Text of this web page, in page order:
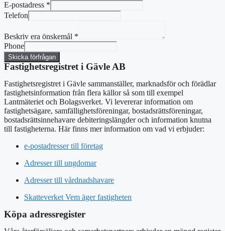
E-postadress *
Telefon
Beskriv era önskemål *
Phone
Skicka förfrågan
Fastighetsregistret i Gävle AB
Fastighetsregistret i Gävle sammanställer, marknadsför och förädlar
fastighetsinformation från flera källor så som till exempel
Lantmäteriet och Bolagsverket. Vi levererar information om
fastighetsägare, samfällighetsföreningar, bostadsrättsföreningar,
bostadsrättsinnehavare debiteringslängder och information knutna
till fastigheterna. Här finns mer information om vad vi erbjuder:
e-postadresser till företag
Adresser till ungdomar
Adresser till vårdnadshavare
Skatteverket Vem äger fastigheten
Köpa adressregister